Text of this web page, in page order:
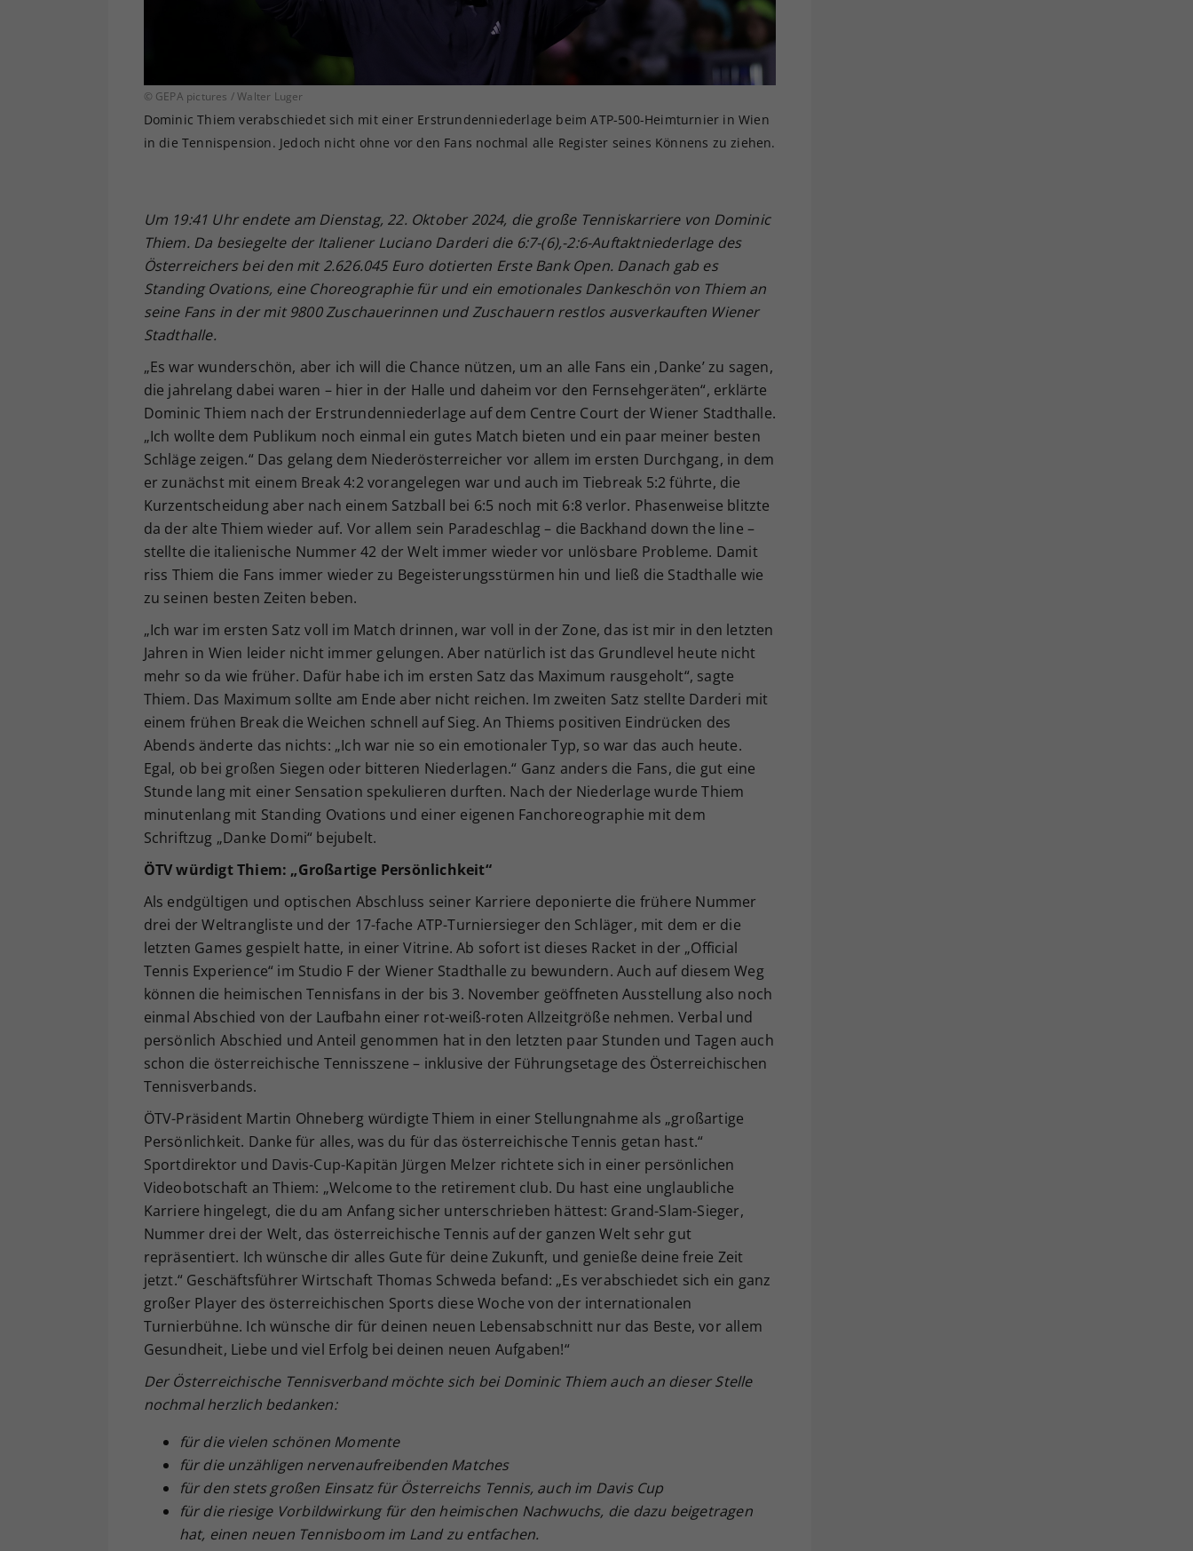
© GEPA pictures / Walter Luger
Dominic Thiem verabschiedet sich mit einer Erstrundenniederlage beim ATP-500-Heimturnier in Wien
in die Tennispension. Jedoch nicht ohne vor den Fans nochmal alle Register seines Könnens zu ziehen.
Um 19:41 Uhr endete am Dienstag, 22. Oktober 2024, die große Tenniskarriere von Dominic
Thiem. Da besiegelte der Italiener Luciano Darderi die 6:7-(6),-2:6-Auftaktniederlage des
Österreichers bei den mit 2.626.045 Euro dotierten Erste Bank Open. Danach gab es
Standing Ovations, eine Choreographie für und ein emotionales Dankeschön von Thiem an
seine Fans in der mit 9800 Zuschauerinnen und Zuschauern restlos ausverkauften Wiener
Stadthalle.
„Es war wunderschön, aber ich will die Chance nützen, um an alle Fans ein ‚Danke’ zu sagen,
die jahrelang dabei waren – hier in der Halle und daheim vor den Fernsehgeräten“, erklärte
Dominic Thiem nach der Erstrundenniederlage auf dem Centre Court der Wiener Stadthalle.
„Ich wollte dem Publikum noch einmal ein gutes Match bieten und ein paar meiner besten
Schläge zeigen.“ Das gelang dem Niederösterreicher vor allem im ersten Durchgang, in dem
er zunächst mit einem Break 4:2 vorangelegen war und auch im Tiebreak 5:2 führte, die
Kurzentscheidung aber nach einem Satzball bei 6:5 noch mit 6:8 verlor. Phasenweise blitzte
da der alte Thiem wieder auf. Vor allem sein Paradeschlag – die Backhand down the line –
stellte die italienische Nummer 42 der Welt immer wieder vor unlösbare Probleme. Damit
riss Thiem die Fans immer wieder zu Begeisterungsstürmen hin und ließ die Stadthalle wie
zu seinen besten Zeiten beben.
„Ich war im ersten Satz voll im Match drinnen, war voll in der Zone, das ist mir in den letzten
Jahren in Wien leider nicht immer gelungen. Aber natürlich ist das Grundlevel heute nicht
mehr so da wie früher. Dafür habe ich im ersten Satz das Maximum rausgeholt“, sagte
Thiem. Das Maximum sollte am Ende aber nicht reichen. Im zweiten Satz stellte Darderi mit
einem frühen Break die Weichen schnell auf Sieg. An Thiems positiven Eindrücken des
Abends änderte das nichts: „Ich war nie so ein emotionaler Typ, so war das auch heute.
Egal, ob bei großen Siegen oder bitteren Niederlagen.“ Ganz anders die Fans, die gut eine
Stunde lang mit einer Sensation spekulieren durften. Nach der Niederlage wurde Thiem
minutenlang mit Standing Ovations und einer eigenen Fanchoreographie mit dem
Schriftzug „Danke Domi“ bejubelt.
ÖTV würdigt Thiem: „Großartige Persönlichkeit“
Als endgültigen und optischen Abschluss seiner Karriere deponierte die frühere Nummer
drei der Weltrangliste und der 17-fache ATP-Turniersieger den Schläger, mit dem er die
letzten Games gespielt hatte, in einer Vitrine. Ab sofort ist dieses Racket in der „Official
Tennis Experience“ im Studio F der Wiener Stadthalle zu bewundern. Auch auf diesem Weg
können die heimischen Tennisfans in der bis 3. November geöffneten Ausstellung also noch
einmal Abschied von der Laufbahn einer rot-weiß-roten Allzeitgröße nehmen. Verbal und
persönlich Abschied und Anteil genommen hat in den letzten paar Stunden und Tagen auch
schon die österreichische Tennisszene – inklusive der Führungsetage des Österreichischen
Tennisverbands.
ÖTV-Präsident Martin Ohneberg würdigte Thiem in einer Stellungnahme als „großartige
Persönlichkeit. Danke für alles, was du für das österreichische Tennis getan hast.“
Sportdirektor und Davis-Cup-Kapitän Jürgen Melzer richtete sich in einer persönlichen
Videobotschaft an Thiem: „Welcome to the retirement club. Du hast eine unglaubliche
Karriere hingelegt, die du am Anfang sicher unterschrieben hättest: Grand-Slam-Sieger,
Nummer drei der Welt, das österreichische Tennis auf der ganzen Welt sehr gut
repräsentiert. Ich wünsche dir alles Gute für deine Zukunft, und genieße deine freie Zeit
jetzt.“ Geschäftsführer Wirtschaft Thomas Schweda befand: „Es verabschiedet sich ein ganz
großer Player des österreichischen Sports diese Woche von der internationalen
Turnierbühne. Ich wünsche dir für deinen neuen Lebensabschnitt nur das Beste, vor allem
Gesundheit, Liebe und viel Erfolg bei deinen neuen Aufgaben!“
Der Österreichische Tennisverband möchte sich bei Dominic Thiem auch an dieser Stelle
nochmal herzlich bedanken:
für die vielen schönen Momente
für die unzähligen nervenaufreibenden Matches
für den stets großen Einsatz für Österreichs Tennis, auch im Davis Cup
für die riesige Vorbildwirkung für den heimischen Nachwuchs, die dazu beigetragen
hat, einen neuen Tennisboom im Land zu entfachen.
Ihrer vorgenommen Einstellungen, falls der
Webseiten-Betreiber dies eingestellt hat.